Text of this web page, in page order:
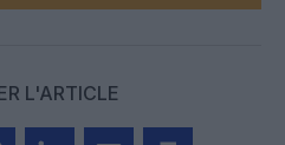
L'ARTICLE